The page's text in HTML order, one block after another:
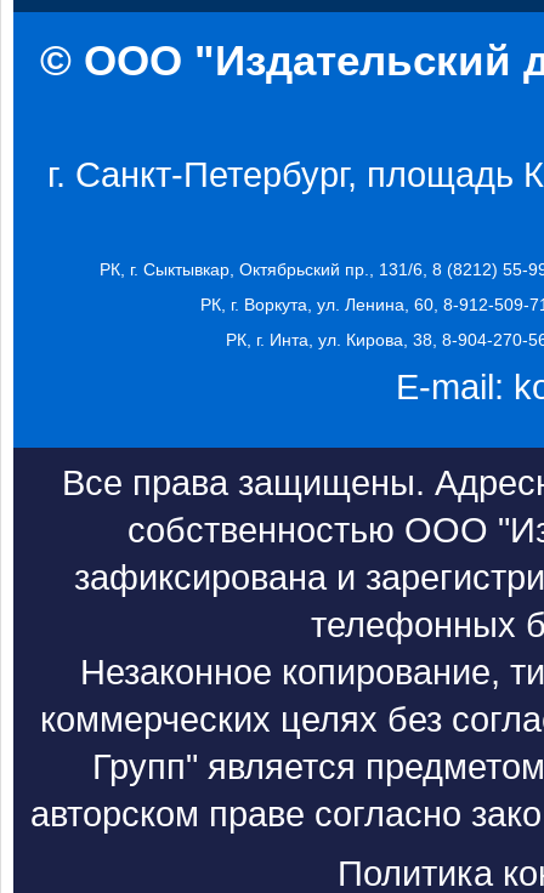
© ООО "Издательский
г. Санкт-Петербург, площадь
РК, г. Сыктывкар, Октябрьский пр., 131/6, 8 (8212) 55-
РК, г. Воркута, ул. Ленина, 60, 8-912-509-
РК, г. Инта, ул. Кирова, 38, 8-904-270-
E-mail:
Все права защищены.
собственностью ООО
зафиксирована и
телефонных
Незаконное копирование,
коммерческих целях без
Групп" является
авторском праве согласно
Политика